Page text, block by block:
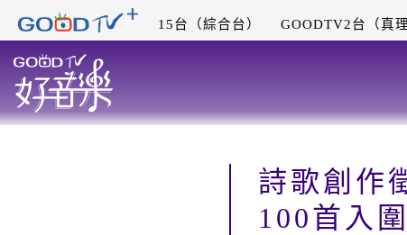
15台（綜合台） GOODTV2台（真理
詩歌創作
100首入